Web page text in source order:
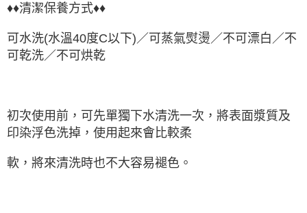
♦♦清潔保養方式♦♦
可水洗(水溫40度C以下)／可蒸氣熨燙／不可漂白／不
可乾洗／不可烘乾
初次使用前，可先單獨下水清洗一次，將表面漿質及
印染浮色洗掉，使用起來會比較柔
軟，將來清洗時也不大容易褪色。